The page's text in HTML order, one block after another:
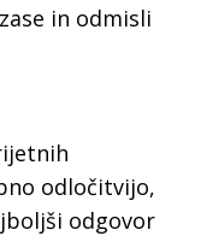
in odmisli
odločitvijo,
odgovor